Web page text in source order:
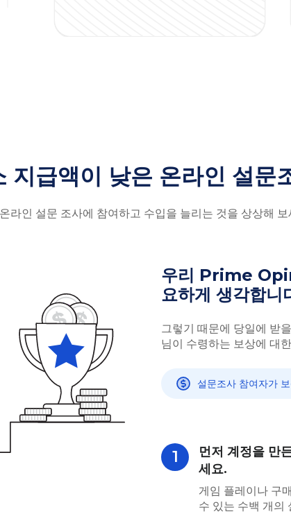
지급액이 낮은 온라인 설문
온라인 설문 조사에 참여하고 수입을 늘리는 것을 상상해 보
우리 Prime
요하게 생각합니
그렇기 때문에 당일에 받
님이 수령하는 보상에 대
설문조사 참여자가
1
먼저 계정을 만
세요.
게임 플레이나 구
수 있는 수백 개의